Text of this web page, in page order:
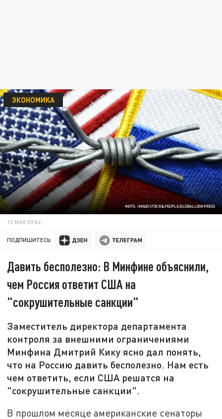
ФОТО: IMAGO STOCK&PEOPLE/GLOBALLOOKPRESS
ЭКОНОМИКА
13 МАЯ 09:04
ПОДПИШИТЕСЬ:
Давить бесполезно: В Минфине объяснили,
чем Россия ответит США на
"сокрушительные санкции"
Заместитель директора департамента
контроля за внешними ограничениями
Минфина Дмитрий Кику ясно дал понять,
что на Россию давить бесполезно. Нам есть
чем ответить, если США решатся на
"сокрушительные санкции".
В прошлом месяце американские сенаторы